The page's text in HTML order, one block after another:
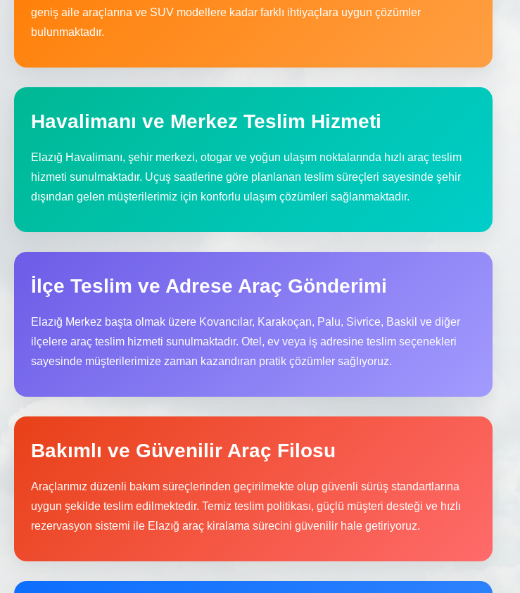
geniş aile araçlarına ve SUV modellere kadar farklı ihtiyaçlara uygun çözümler
bulunmaktadır.
Havalimanı ve Merkez Teslim Hizmeti
Elazığ Havalimanı, şehir merkezi, otogar ve yoğun ulaşım noktalarında hızlı araç teslim
hizmeti sunulmaktadır. Uçuş saatlerine göre planlanan teslim süreçleri sayesinde şehir
dışından gelen müşterilerimiz için konforlu ulaşım çözümleri sağlanmaktadır.
İlçe Teslim ve Adrese Araç Gönderimi
Elazığ Merkez başta olmak üzere Kovancılar, Karakoçan, Palu, Sivrice, Baskil ve diğer
ilçelere araç teslim hizmeti sunulmaktadır. Otel, ev veya iş adresine teslim seçenekleri
sayesinde müşterilerimize zaman kazandıran pratik çözümler sağlıyoruz.
Bakımlı ve Güvenilir Araç Filosu
Araçlarımız düzenli bakım süreçlerinden geçirilmekte olup güvenli sürüş standartlarına
uygun şekilde teslim edilmektedir. Temiz teslim politikası, güçlü müşteri desteği ve hızlı
rezervasyon sistemi ile Elazığ araç kiralama sürecini güvenilir hale getiriyoruz.